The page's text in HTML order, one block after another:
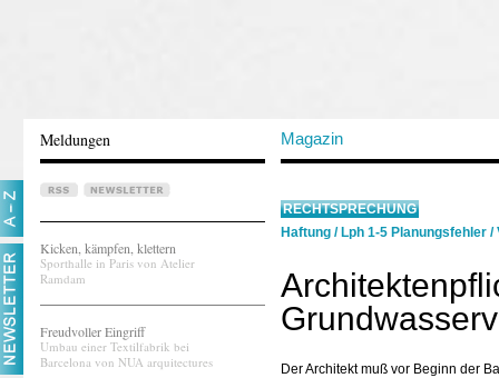
Meldungen Magazin
Kicken, kämpfen, klettern
Sporthalle in Paris von Atelier
Ramdam
Freudvoller Eingriff
Umbau einer Textilfabrik bei
Barcelona von NUA arquitectures
RECHTSPRECHUNG
Haftung / Lph 1-5 Planungsfehler /
Der Architekt muß vor Beginn der